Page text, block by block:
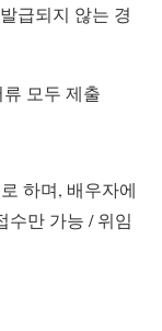
급되지 않는 경
모두 제출
하며, 배우자에
수만 가능 / 위임